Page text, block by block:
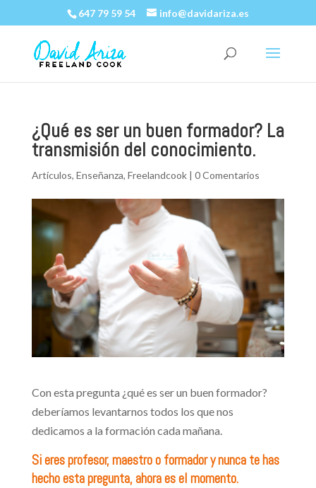
647 79 59 54 info@davidariza.es
¿Qué es ser un buen formador? La
transmisión del conocimiento.
Artículos, Enseñanza, Freelandcook| 0 Comentarios
Con esta pregunta ¿qué es ser un buen formador?
deberíamos levantarnos todos los que nos
dedicamos a la formación cada mañana.
Si eres profesor, maestro o formador y nunca te has
hecho esta pregunta, ahora es el momento.